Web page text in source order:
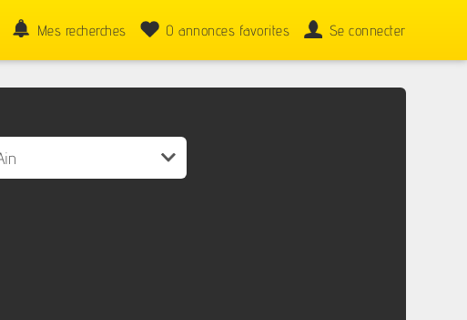
Mes recherches 0 annonces favorites Se connecter